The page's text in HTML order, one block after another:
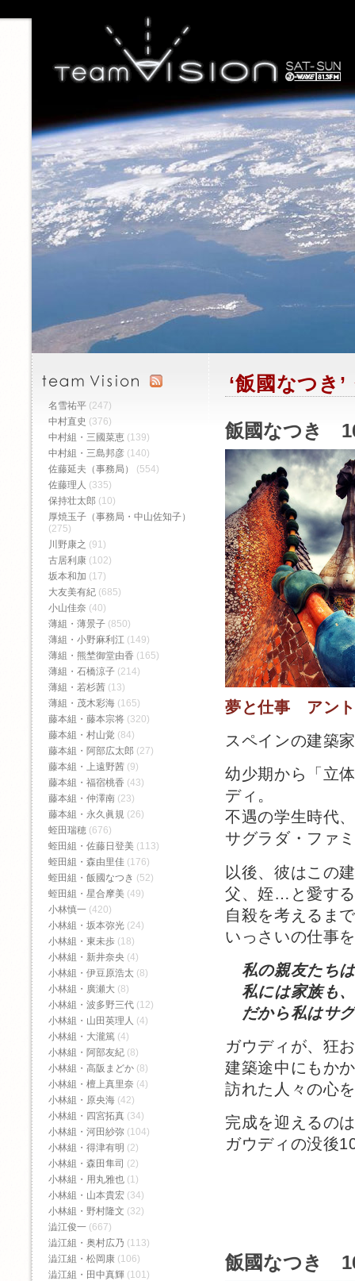
‘飯國なつき
飯國なつき
夢と仕事 アン
スペインの建築
幼少期から「立
ディ。
不遇の学生時代
サグラダ・ファ
以後、彼はこの
父、姪…と愛す
自殺を考えるま
いっさいの仕事
私の親友たち
私には家族も
だから私はサ
ガウディが、狂
建築途中にもか
訪れた人々の心
完成を迎えるの
ガウディの没後
飯國なつき
名雪祐平 (247)
中村直史 (376)
中村組・三國菜恵 (139)
中村組・三島邦彦 (140)
佐藤延夫（事務局）
(554)
佐藤理人 (335)
保持壮太郎 (10)
厚焼玉子（事務局・中山佐知子）
(275)
川野康之 (91)
古居利康 (102)
坂本和加 (17)
大友美有紀 (685)
小山佳奈 (40)
薄組・薄景子 (850)
薄組・小野麻利江 (149)
薄組・熊埜御堂由香 (165)
薄組・石橋涼子 (214)
薄組・若杉茜 (13)
薄組・茂木彩海 (165)
藤本組・藤本宗将 (320)
藤本組・村山覚 (84)
藤本組・阿部広太郎 (27)
藤本組・上遠野茜 (9)
藤本組・福宿桃香‬ (43)
藤本組・仲澤南 (23)
藤本組・永久眞規 (26)
蛭田瑞穂 (676)
蛭田組・佐藤日登美 (113)
蛭田組・森由里佳 (176)
蛭田組・飯國なつき (52)
蛭田組・星合摩美 (49)
小林慎一 (420)
小林組・坂本弥光 (24)
小林組・東未歩 (18)
小林組・新井奈央 (4)
小林組・伊豆原浩太 (8)
小林組・廣瀬大 (8)
小林組・波多野三代 (12)
小林組・山田英理人 (4)
小林組・大瀧篤 (4)
小林組・阿部友紀 (8)
小林組・高阪まどか (8)
小林組・檀上真里奈 (4)
小林組・原央海 (42)
小林組・四宮拓真 (34)
小林組・河田紗弥 (104)
小林組・得津有明 (2)
小林組・森田隼司 (2)
小林組・用丸雅也 (1)
小林組・山本貴宏 (34)
小林組・野村隆文 (32)
澁江俊一 (667)
澁江組・奥村広乃 (113)
澁江組・松岡康 (106)
澁江組・田中真輝 (101)